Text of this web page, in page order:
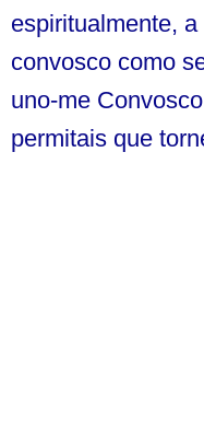
espiritualmente,
convosco como
uno-me
permitais que